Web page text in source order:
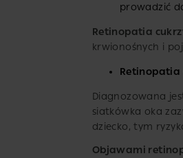
prowadzić
Retinopatia
krwionośnych i
Retinopatia
Diagnozowana
siatkówka oka
dziecko, tym
Objawami